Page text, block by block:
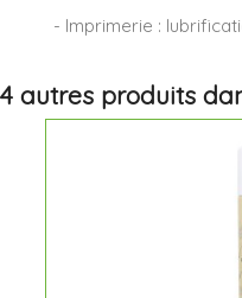
- Imprimerie :
4 autres produits